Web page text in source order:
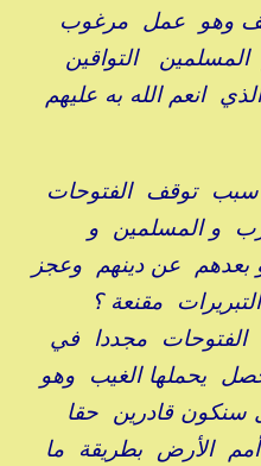
وهو عمل مرغوب
التواقين
انعم الله به عليهم
توقف الفتوحات
و المسلمين و
عن دينهم وعجز
مقنعة ؟
مجددا في
يحملها الغيب وهو
سنكون قادرين حقا
الأرض بطريقة ما